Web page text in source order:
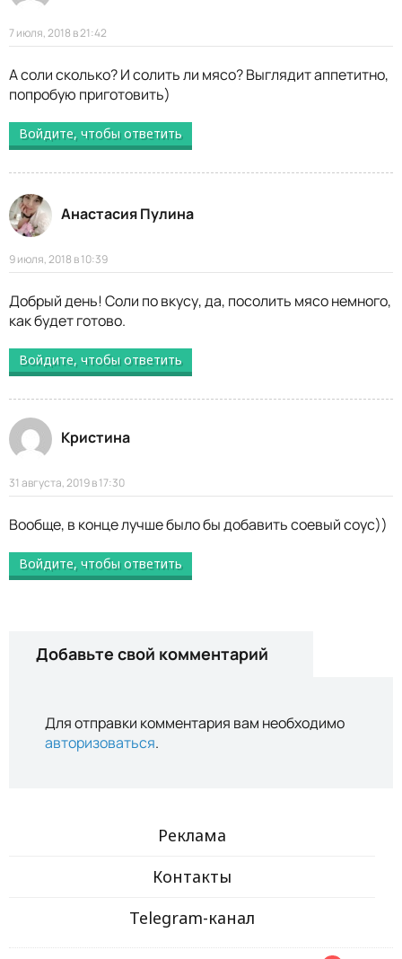
7 июля, 2018 в 21:42
А соли сколько? И солить ли мясо? Выглядит аппетитно,
попробую приготовить)
Войдите, чтобы ответить
Анастасия Пулина
9 июля, 2018 в 10:39
Добрый день! Соли по вкусу, да, посолить мясо немного,
как будет готово.
Войдите, чтобы ответить
Кристина
31 августа, 2019 в 17:30
Вообще, в конце лучше было бы добавить соевый соус))
Войдите, чтобы ответить
Добавьте свой комментарий
Для отправки комментария вам необходимо
авторизоваться.
Реклама
Контакты
Telegram-канал